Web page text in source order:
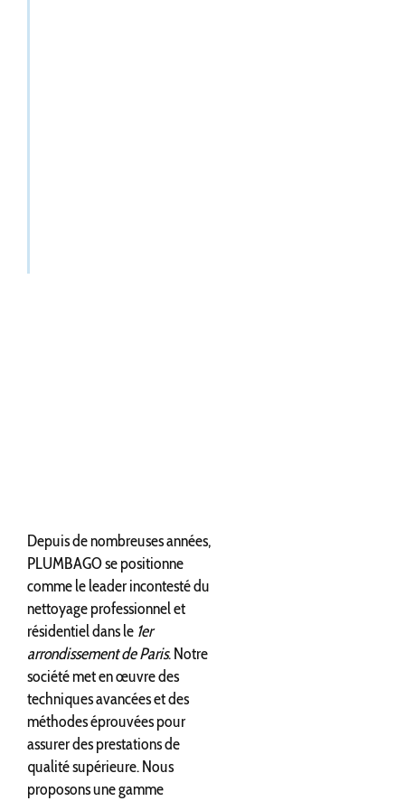
Depuis de nombreuses années,
PLUMBAGO se positionne
comme le leader incontesté du
nettoyage professionnel et
résidentiel dans le 1er
arrondissement de Paris. Notre
société met en œuvre des
techniques avancées et des
méthodes éprouvées pour
assurer des prestations de
qualité supérieure. Nous
proposons une gamme